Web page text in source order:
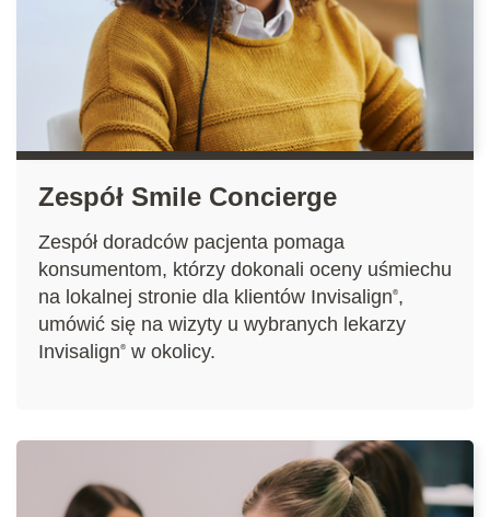
Zespół Smile Concierge
Zespół doradców pacjenta pomaga
konsumentom, którzy dokonali oceny uśmiechu
na lokalnej stronie dla klientów Invisalign®,
umówić się na wizyty u wybranych lekarzy
Invisalign® w okolicy.